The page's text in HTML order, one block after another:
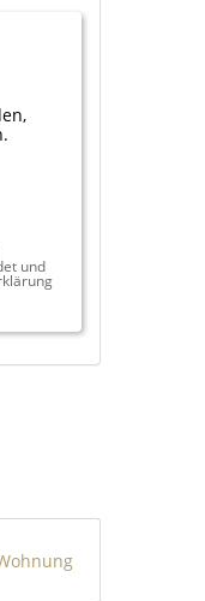
und